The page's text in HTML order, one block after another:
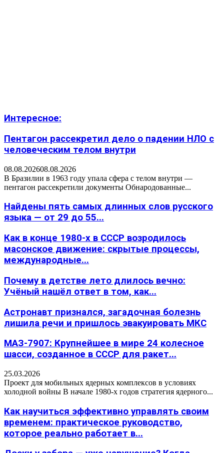
Интересное:
Пентагон рассекретил дело о падении НЛО с
человеческим телом внутри
08.08.202608.08.2026
В Бразилии в 1963 году упала сфера с телом внутри —
пентагон рассекретили документы Обнародованные...
Найдены пять самых длинных слов русского
языка — от 29 до 55...
Как в конце 1980-х в СССР возродилось
масонское движение: скрытые процессы,
международные...
Почему в детстве лето длилось вечно:
Учёный нашёл ответ в том, как...
Астронавт признался, загадочная болезнь
лишила речи и пришлось эвакуировать МКС
МАЗ-7907: Крупнейшее в мире 24 колесное
шасси, созданное в СССР для ракет...
25.03.2026
Проект для мобильных ядерных комплексов в условиях
холодной войны В начале 1980-х годов стратегия ядерного...
Как научиться эффективно управлять своим
временем: практическое руководство,
которое реально работает в...